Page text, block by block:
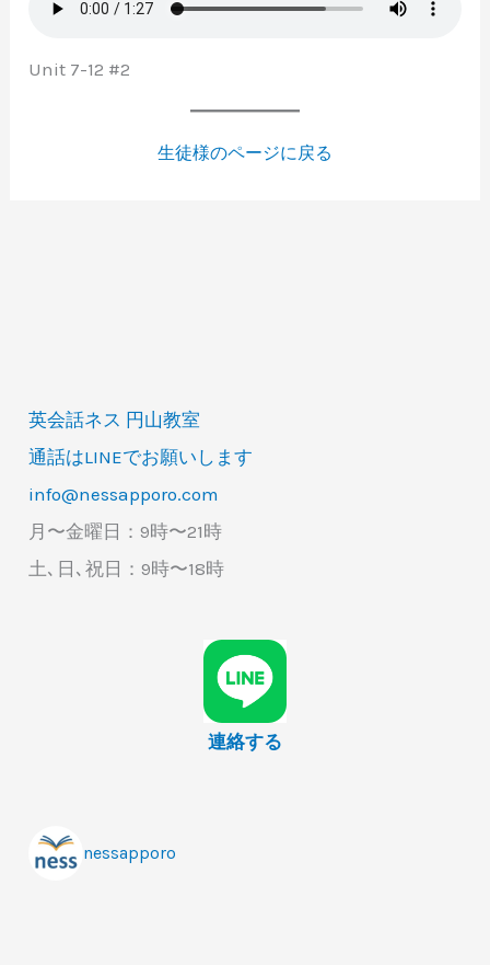
Unit 7-12 #2
生徒様のページに戻る
英会話ネス 円山教室
通話はLINEでお願いします
info@nessapporo.com
月〜金曜日：9時〜21時
土､日､祝日：9時〜18時
連絡する
nessapporo